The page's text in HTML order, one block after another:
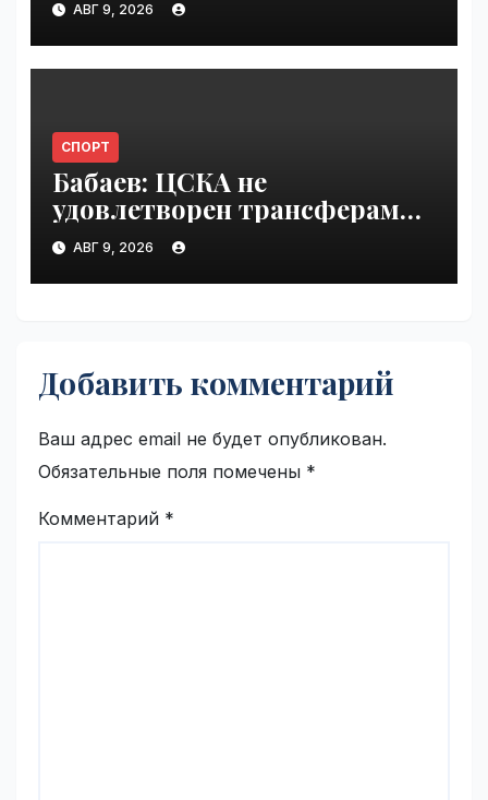
АВГ 9, 2026
СПОРТ
Бабаев: ЦСКА не
удовлетворен трансферами |
VseTime.ru
АВГ 9, 2026
Добавить комментарий
Ваш адрес email не будет опубликован.
Обязательные поля помечены *
Комментарий *